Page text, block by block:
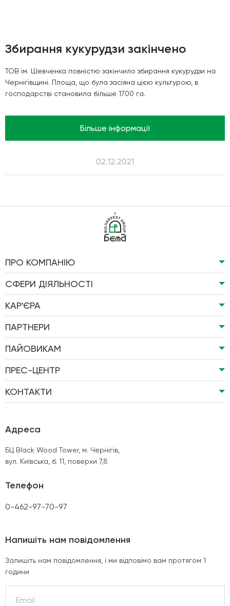
Збирання кукурудзи закiнчено
ТОВ ім. Шевченка повністю закінчило збирання кукурудзи на
Чернігівщині. Площа, що була засіяна цією культурою, в
господарстві становила більше 1700 га.
Більше інформації
02.12.2021
ПРО КОМПАНІЮ
СФЕРИ ДІЯЛЬНОСТІ
КАР'ЄРА
ПАРТНЕРИ
ПАЙОВИКАМ
ПРЕС-ЦЕНТР
КОНТАКТИ
Адреса
БЦ Black Wood Tower, м. Чернігів,
вул. Київська, б. 11, поверхи 7,8
Телефон
0-462-97-70-97
Напишіть нам повідомлення
Залишіть нам повідомлення, і ми відповімо вам протягом 1
години